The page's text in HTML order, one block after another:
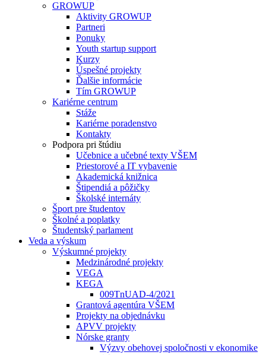
GROWUP
Aktivity GROWUP
Partneri
Ponuky
Youth startup support
Kurzy
Úspešné projekty
Ďalšie informácie
Tím GROWUP
Kariérne centrum
Stáže
Kariérne poradenstvo
Kontakty
Podpora pri štúdiu
Učebnice a učebné texty VŠEM
Priestorové a IT vybavenie
Akademická knižnica
Štipendiá a pôžičky
Školské internáty
Šport pre študentov
Školné a poplatky
Študentský parlament
Veda a výskum
Výskumné projekty
Medzinárodné projekty
VEGA
KEGA
009TnUAD-4/2021
Grantová agentúra VŠEM
Projekty na objednávku
APVV projekty
Nórske granty
Výzvy obehovej spoločnosti v ekonomike